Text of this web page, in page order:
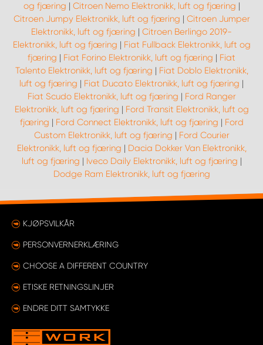
og fjæring | Citroen Nemo Elektronikk, luft og fjæring |
Citroen Jumpy Elektronikk, luft og fjæring | Citroen Jumper
Elektronikk, luft og fjæring | Citroen Berlingo 2019-
Elektronikk, luft og fjæring | Fiat Fullback Elektronikk, luft og
fjæring | Fiat Forino Elektronikk, luft og fjæring | Fiat
Talento Elektronikk, luft og fjæring | Fiat Doblo Elektronikk,
luft og fjæring | Fiat Ducato Elektronikk, luft og fjæring |
Fiat Scudo Elektronikk, luft og fjæring | Ford Ranger
Elektronikk, luft og fjæring | Ford Transit Elektronikk, luft og
fjæring | Ford Connect Elektronikk, luft og fjæring | Ford
Custom Elektronikk, luft og fjæring | Ford Courier
Elektronikk, luft og fjæring | Dacia Dokker Van Elektronikk,
luft og fjæring | Iveco Daily Elektronikk, luft og fjæring |
Dodge Ram Elektronikk, luft og fjæring
KJØPSVILKÅR
PERSONVERNERKLÆRING
CHOOSE A DIFFERENT COUNTRY
ETISKE RETNINGSLINJER
ENDRE DITT SAMTYKKE